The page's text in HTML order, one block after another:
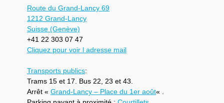
Route du Grand-Lancy 69
1212 Grand-Lancy
Suisse (Genève)
+41 22 303 07 47
Cliquez pour voir l adresse mail
Transports publics:
Trams 15 et 17. Bus 22, 23 et 43.
Arrêt « Grand-Lancy – Place du 1er août« .